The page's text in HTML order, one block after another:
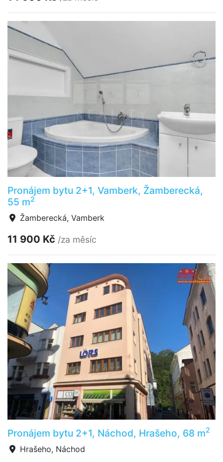
Pronájem bytu 2+1, Vamberk, Žamberecká,
55 m2
Žamberecká, Vamberk
11 900 Kč /za měsíc
Pronájem bytu 2+1, Náchod, Hrašeho, 68 m2
Hrašeho, Náchod